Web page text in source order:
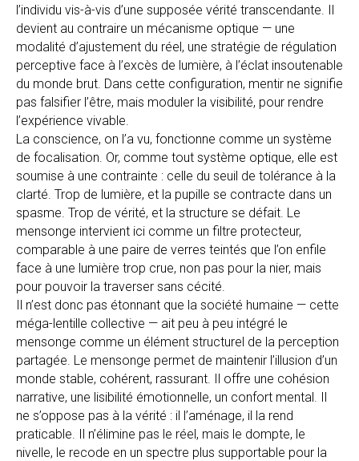
l’individu vis-à-vis d’une supposée vérité transcendante. Il
devient au contraire un mécanisme optique — une
modalité d’ajustement du réel, une stratégie de régulation
perceptive face à l’excès de lumière, à l’éclat insoutenable
du monde brut. Dans cette configuration, mentir ne signifie
pas falsifier l’être, mais moduler la visibilité, pour rendre
l’expérience vivable.
La conscience, on l’a vu, fonctionne comme un système
de focalisation. Or, comme tout système optique, elle est
soumise à une contrainte : celle du seuil de tolérance à la
clarté. Trop de lumière, et la pupille se contracte dans un
spasme. Trop de vérité, et la structure se défait. Le
mensonge intervient ici comme un filtre protecteur,
comparable à une paire de verres teintés que l’on enfile
face à une lumière trop crue, non pas pour la nier, mais
pour pouvoir la traverser sans cécité.
Il n’est donc pas étonnant que la société humaine — cette
méga-lentille collective — ait peu à peu intégré le
mensonge comme un élément structurel de la perception
partagée. Le mensonge permet de maintenir l’illusion d’un
monde stable, cohérent, rassurant. Il offre une cohésion
narrative, une lisibilité émotionnelle, un confort mental. Il
ne s’oppose pas à la vérité : il l’aménage, il la rend
praticable. Il n’élimine pas le réel, mais le dompte, le
nivelle, le recode en un spectre plus supportable pour la